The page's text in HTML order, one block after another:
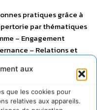
aux
que les cookies pour
relatives aux appareils.
pratiques grâce à
par thématiques
– Engagement
– Relations et
au moteur de